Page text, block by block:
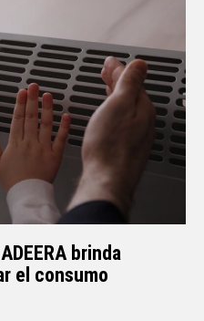
brinda
el consumo